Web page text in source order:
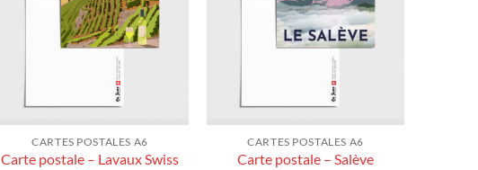
CARTES POSTALES A6
Carte postale – Lavaux Swiss
CARTES POSTALES A6
Carte postale – Salève